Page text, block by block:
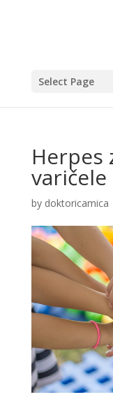
Select Page
Herpes
varičele
by doktoricamica